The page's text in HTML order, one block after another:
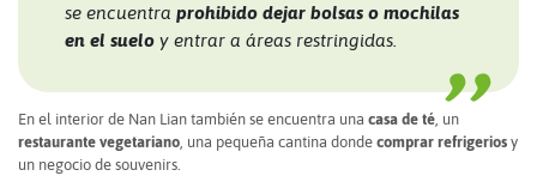
se encuentra prohibido dejar bolsas o mochilas
en el suelo y entrar a áreas restringidas.
En el interior de Nan Lian también se encuentra una casa de té, un
restaurante vegetariano, una pequeña cantina donde comprar refrigerios y
un negocio de souvenirs.